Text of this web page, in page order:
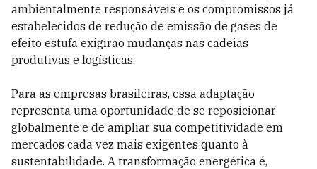
ambientalmente responsáveis e os compromissos já
estabelecidos de redução de emissão de gases de
efeito estufa exigirão mudanças nas cadeias
produtivas e logísticas.
Para as empresas brasileiras, essa adaptação
representa uma oportunidade de se reposicionar
globalmente e de ampliar sua competitividade em
mercados cada vez mais exigentes quanto à
sustentabilidade. A transformação energética é,